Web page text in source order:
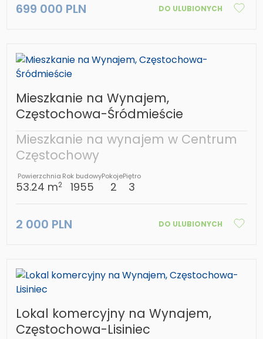
699 000 PLN DO ULUBIONYCH
Mieszkanie na Wynajem,
Częstochowa-Śródmieście
Mieszkanie na wynajem w Centrum
Częstochowy
Powierzchnia
53.24 m2
Rok budowy
1955
Pokoje
2
Piętro
3
2 000 PLN DO ULUBIONYCH
Lokal komercyjny na Wynajem,
Częstochowa-Lisiniec